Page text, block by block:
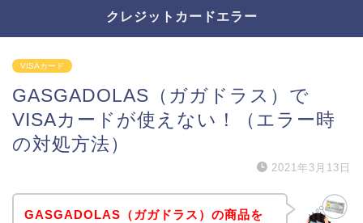
クレジットカードエラー
VISAカード
GASGADOLAS（ガガドラス）で
VISAカードが使えない！（エラー時
の対処方法）
2021年3月13日
GASGADOLAS（ガガドラス）の商品を